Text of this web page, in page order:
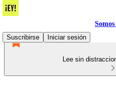
Suscribirse
Iniciar sesión
Lee sin